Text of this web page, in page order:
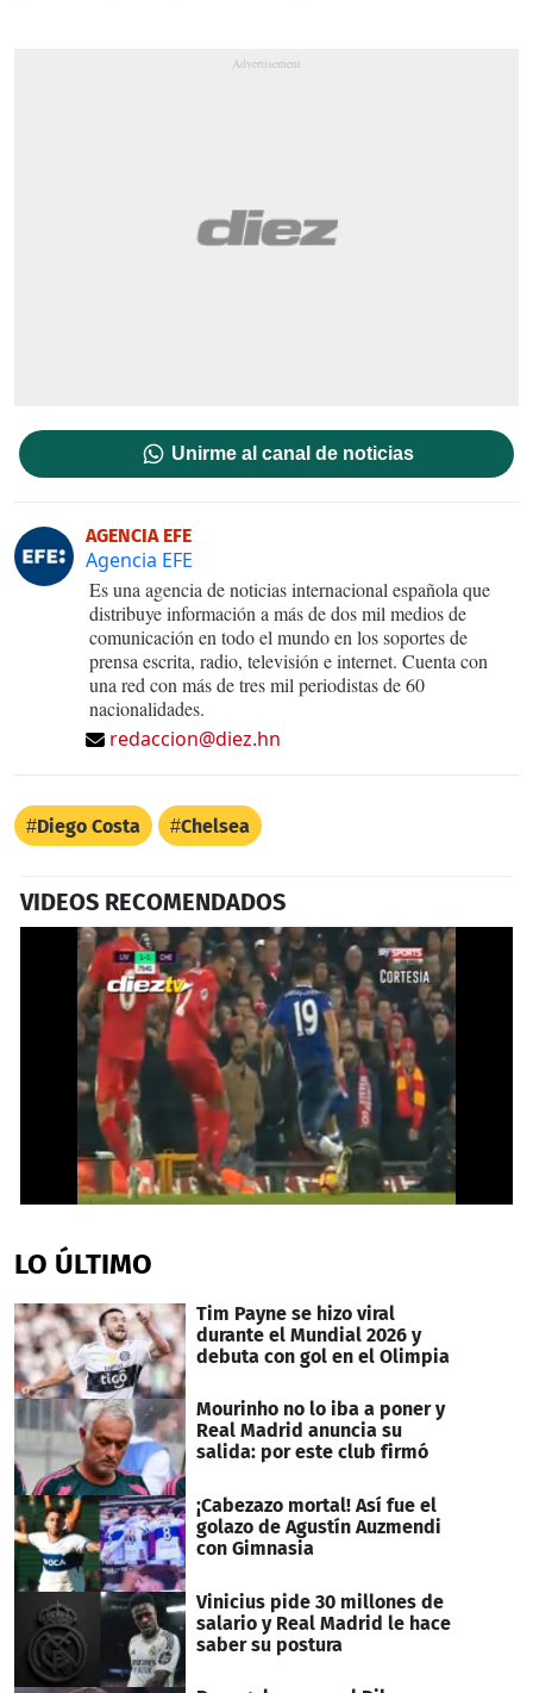
Unirme al canal de noticias
AGENCIA EFE
Agencia EFE
Es una agencia de noticias internacional española que
distribuye información a más de dos mil medios de
comunicación en todo el mundo en los soportes de
prensa escrita, radio, televisión e internet. Cuenta con
una red con más de tres mil periodistas de 60
nacionalidades.
redaccion@diez.hn
Diego Costa Chelsea
VIDEOS RECOMENDADOS
of
36
LO ÚLTIMO
Tim Payne se hizo viral
durante el Mundial 2026 y
debuta con gol en el Olimpia
Mourinho no lo iba a poner y
Real Madrid anuncia su
salida: por este club firmó
¡Cabezazo mortal! Así fue el
golazo de Agustín Auzmendi
con Gimnasia
Vinicius pide 30 millones de
salario y Real Madrid le hace
saber su postura